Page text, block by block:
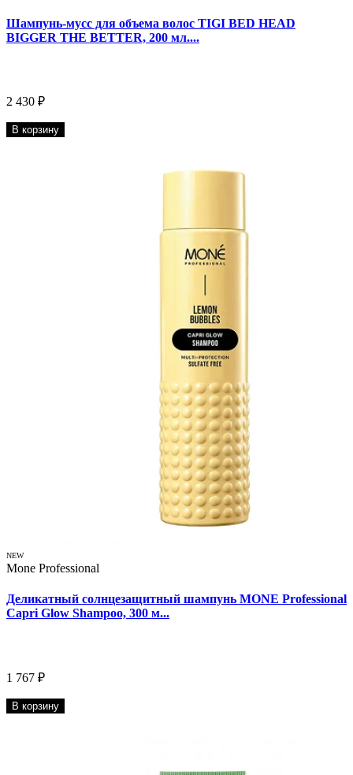
Шампунь-мусс для объема волос TIGI BED HEAD
BIGGER THE BETTER, 200 мл....
2 430 ₽
В корзину
NEW
Mone Professional
Деликатный солнцезащитный шампунь MONE Professional
Capri Glow Shampoo, 300 м...
1 767 ₽
В корзину